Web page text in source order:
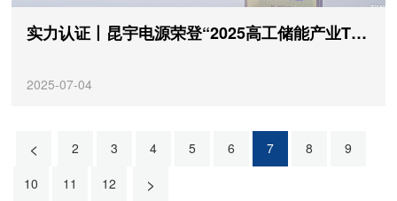
实力认证丨昆宇电源荣登“2025高工储能产业TOP10”
2025-07-04
< 2 3 4 5 6 7 8
9
10
11 12 >